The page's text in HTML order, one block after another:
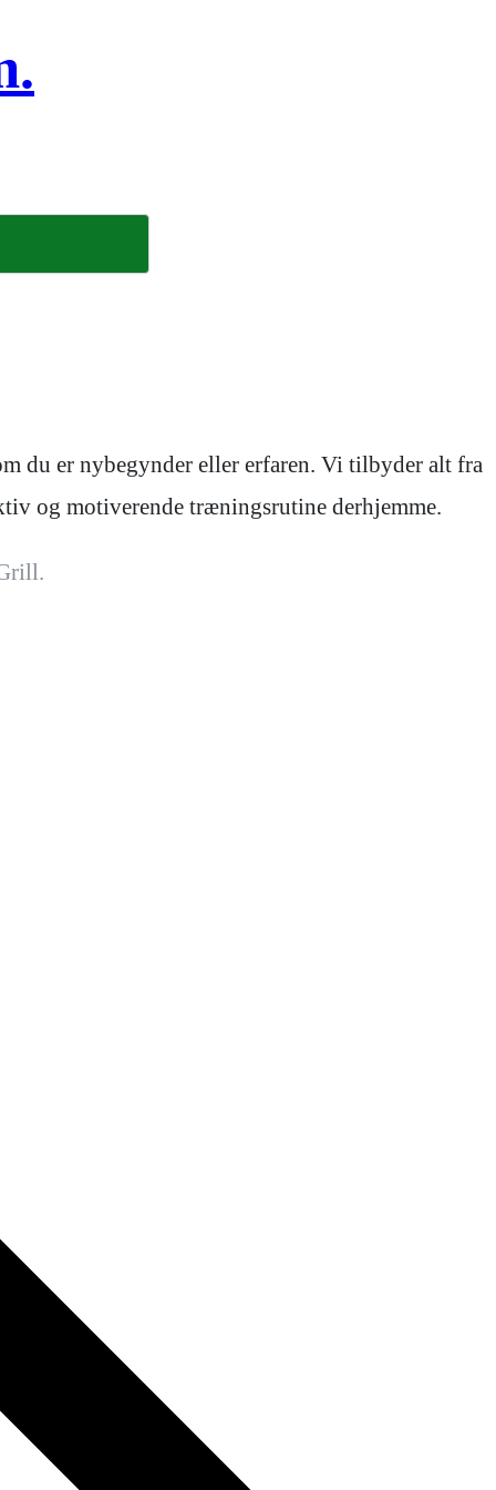
du er nybegynder eller erfaren. Vi tilbyder alt fra
og motiverende træningsrutine derhjemme.